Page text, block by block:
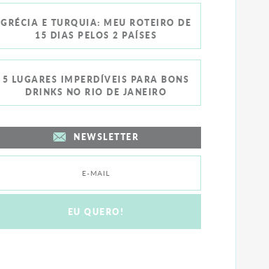
GRÉCIA E TURQUIA: MEU ROTEIRO DE
15 DIAS PELOS 2 PAÍSES
5 LUGARES IMPERDÍVEIS PARA BONS
DRINKS NO RIO DE JANEIRO
NEWSLETTER